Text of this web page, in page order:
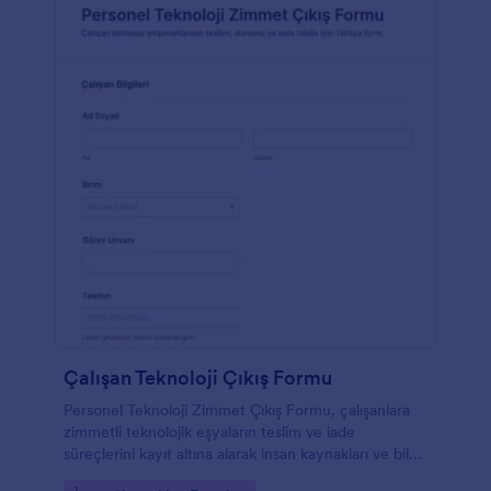
Çalışan Teknoloji Çıkış Formu
Personel Teknoloji Zimmet Çıkış Formu, çalışanlara
zimmetli teknolojik eşyaların teslim ve iade
süreçlerini kayıt altına alarak insan kaynakları ve bilgi